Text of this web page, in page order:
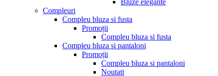
Bluze elegante
Compleuri
Compleu bluza si fusta
Promoții
Compleu bluza si fusta
Compleu bluza si pantaloni
Promoții
Compleu bluza si pantaloni
Noutati